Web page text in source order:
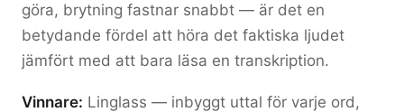
göra, brytning fastnar snabbt — är det en
betydande fördel att höra det faktiska ljudet
jämfört med att bara läsa en transkription.
Vinnare: Linglass — inbyggt uttal för varje ord,